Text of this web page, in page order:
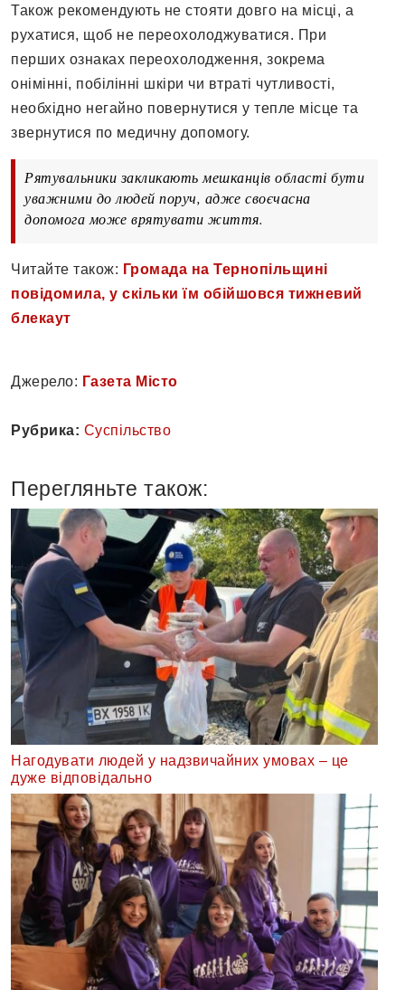
Також рекомендують не стояти довго на місці, а
рухатися, щоб не переохолоджуватися. При
перших ознаках переохолодження, зокрема
онімінні, побілінні шкіри чи втраті чутливості,
необхідно негайно повернутися у тепле місце та
звернутися по медичну допомогу.
Рятувальники закликають мешканців області бути
уважними до людей поруч, адже своєчасна
допомога може врятувати життя.
Читайте також: Громада на Тернопільщині
повідомила, у скільки їм обійшовся тижневий
блекаут
Джерело: Газета Місто
Рубрика: Суспільство
Перегляньте також:
Нагодувати людей у надзвичайних умовах – це
дуже відповідально